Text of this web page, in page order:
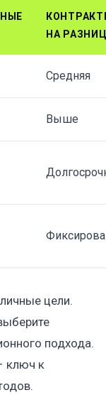
НА
Средняя
Выше
цели.
подхода.
ключ к